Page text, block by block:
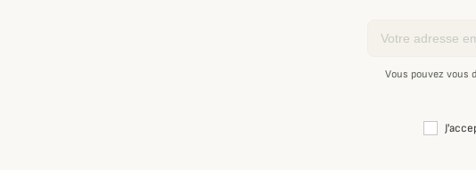
Vous pouvez vous